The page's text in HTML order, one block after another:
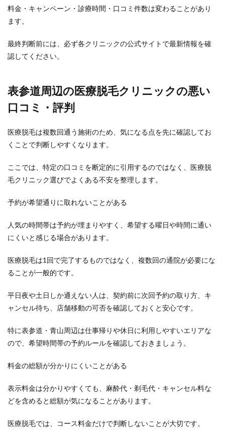
料金・キャンペーン・診療時間・口コミ件数は変わることがあり
ます。
最終判断前には、必ず各クリニックの公式サイトで最新情報を確
認してください。
表参道周辺の医療脱毛クリニックの悪い
口コミ・評判
医療脱毛は複数回通う施術のため、気になる点を先に確認してお
くことで判断しやすくなります。
ここでは、特定の口コミを断定的に引用するのではなく、医療脱
毛クリニック選びでよくある不安を整理します。
予約が希望通りに取れないことがある
人気の時間帯は予約が埋まりやすく、希望する曜日や時間に通い
にくいと感じる場合があります。
医療脱毛は1回で完了するものではなく、複数回の通院が必要にな
ることが一般的です。
平日夜や土日しか通えない人は、契約前に次回予約の取り方、キ
ャンセル待ち、店舗移動の可否を確認しておくと安心です。
特に表参道・青山周辺は仕事帰りや休日に利用しやすいエリアな
ので、希望時間帯の予約ルールを確認しておきましょう。
料金の総額が分かりにくいことがある
表示料金は分かりやすくても、麻酔代・剃毛代・キャンセル料な
どを含めると総額が気になることがあります。
医療脱毛では、コース料金だけで判断しないことが大切です。